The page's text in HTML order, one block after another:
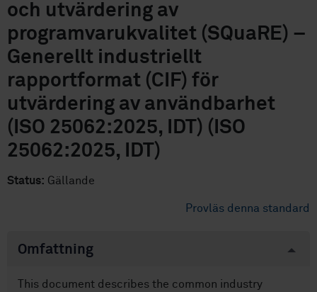
och utvärdering av
programvarukvalitet (SQuaRE) –
Generellt industriellt
rapportformat (CIF) för
utvärdering av användbarhet
(ISO 25062:2025, IDT) (ISO
25062:2025, IDT)
Status: Gällande
Provläs denna standard
Omfattning
This document describes the common industry